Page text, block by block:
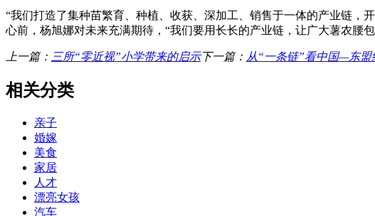
“我们打造了集种苗繁育、种植、收获、深加工、销售于一体的产业链，
心前，杨旭娜对未来充满期待，“我们要用长长的产业链，让广大薯农腰
上一篇： 三所“零近视”小学带来的启示下一篇： 从“一条链”看中国—东盟
相关分类
亲子
婚嫁
美食
家居
人才
漂亮女孩
汽车